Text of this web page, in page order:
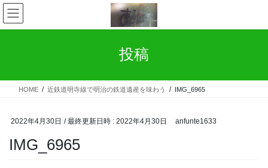
コ
ン
テ
ス
ナ
ビ
ゲ
ン
投稿
HOME 近鉄道明寺線で明治の鉄道遺産を味わう IMG_6965
2022年4月30日 / 最終更新日時 : 2022年4月30日 anfunte1633
IMG_6965